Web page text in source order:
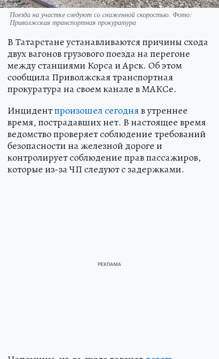
Поезда на участке следуют со сниженной скоростью. Фото:
Приволжская транспортная прокуратура
В Татарстане устанавливаются причины схода
двух вагонов грузового поезда на перегоне
между станциями Корса и Арск. Об этом
сообщила Приволжская транспортная
прокуратура на своем канале в МАКСе.
Инцидентпроизошел сегодняв утреннее
время, пострадавших нет. В настоящее время
ведомство проверяет соблюдение требований
безопасности на железной дороге и
контролирует соблюдение прав пассажиров,
которые из-за ЧП следуют с задержками.